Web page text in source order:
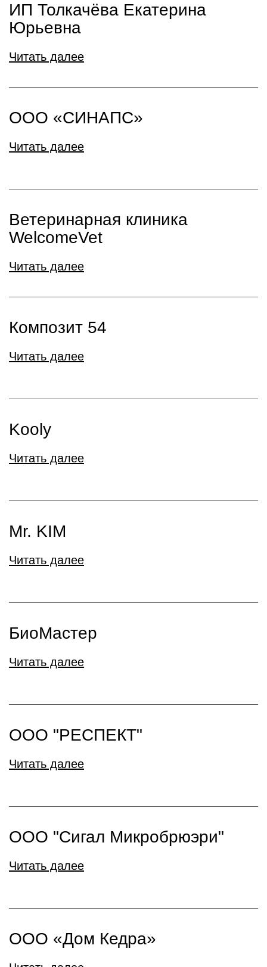
ИП Толкачёва Екатерина
Юрьевна
Читать далее
ООО «СИНАПС»
Читать далее
Ветеринарная клиника
WelcomeVet
Читать далее
Композит 54
Читать далее
Kooly
Читать далее
Mr. KIM
Читать далее
БиоМастер
Читать далее
ООО "РЕСПЕКТ"
Читать далее
ООО "Сигал Микробрюэри"
Читать далее
ООО «Дом Кедра»